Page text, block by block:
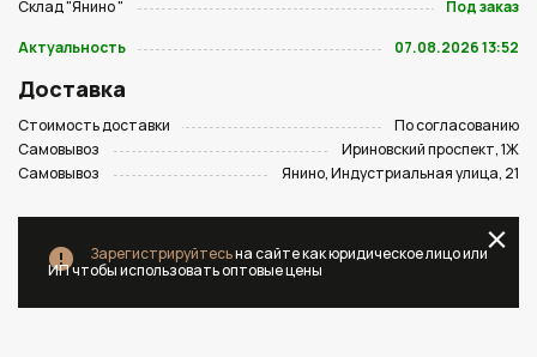
Склад "Янино "
Под заказ
Актуальность
07.08.2026 13:52
Доставка
Стоимость доставки
По согласованию
Самовывоз
Ириновский проспект, 1Ж
Самовывоз
Янино, Индустриальная улица, 21
Зарегистрируйтесьна сайте как юридическое лицо или
ИП чтобы использовать оптовые цены